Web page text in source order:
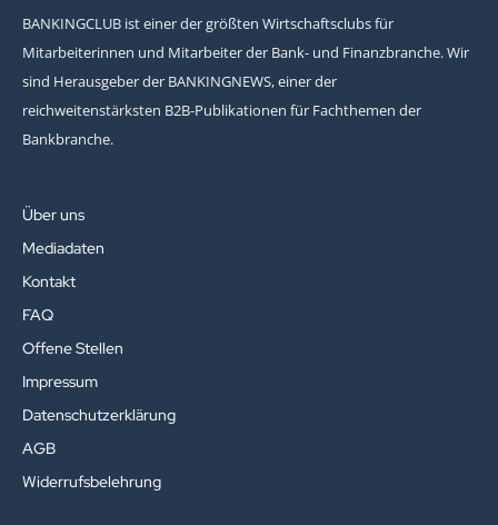
BANKINGCLUB ist einer der größten Wirtschaftsclubs für
Mitarbeiterinnen und Mitarbeiter der Bank- und Finanzbranche. Wir
sind Herausgeber der BANKINGNEWS, einer der
reichweitenstärksten B2B-Publikationen für Fachthemen der
Bankbranche.
Über uns
Mediadaten
Kontakt
FAQ
Offene Stellen
Impressum
Datenschutzerklärung
AGB
Widerrufsbelehrung